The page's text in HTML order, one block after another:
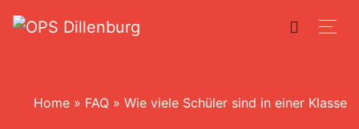
Home » FAQ » Wie viele Schüler sind in einer Klasse